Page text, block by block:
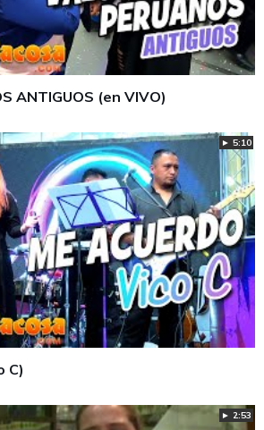
ANTIGUOS (en VIVO)
► 5:10
C)
► 2:53